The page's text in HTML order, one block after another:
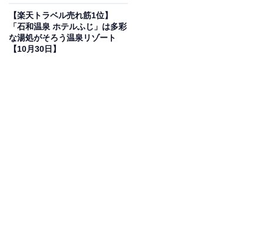
【楽天トラベル売れ筋1位】
「石和温泉 ホテルふじ」は多彩
な湯処がそろう温泉リゾート
【10月30日】